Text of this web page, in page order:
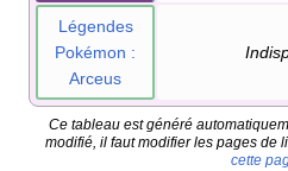
Légendes
Pokémon :
Arceus
Ce tableau est généré
modifié, il faut modifier les pages de
cette